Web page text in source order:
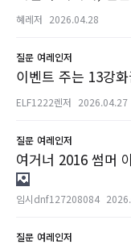
혜레저 2026.04.28
질문 여레인저
이벤트 주는 13강
ELF1222렌저 2026.04.27
질문 여레인저
여거너 2016 썸머
임시dnf127208084
질문 여레인저